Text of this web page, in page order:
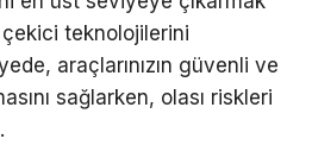
teknolojilerini
araçlarınızın güvenli ve
sağlarken, olası riskleri